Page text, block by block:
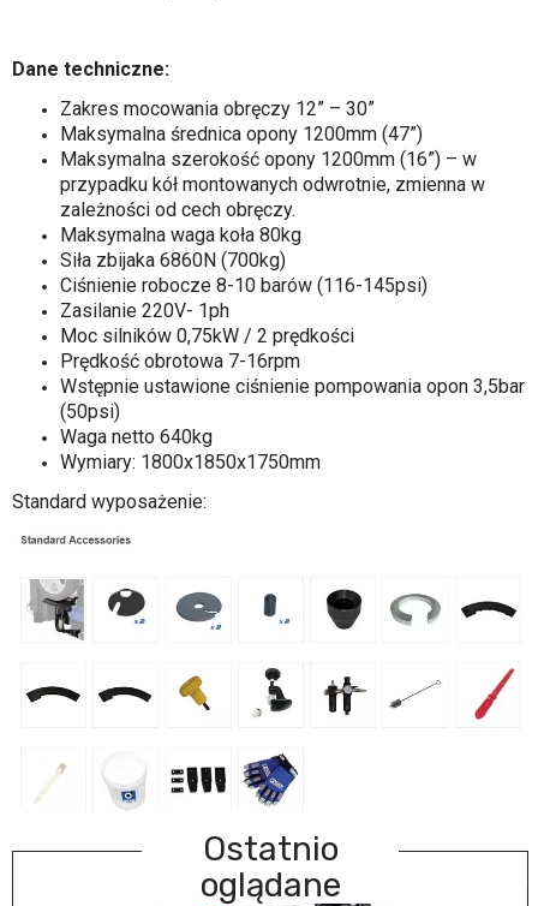
Dane techniczne:
Zakres mocowania obręczy 12” – 30”
Maksymalna średnica opony 1200mm (47”)
Maksymalna szerokość opony 1200mm (16”) – w
przypadku kół montowanych odwrotnie, zmienna w
zależności od cech obręczy.
Maksymalna waga koła 80kg
Siła zbijaka 6860N (700kg)
Ciśnienie robocze 8-10 barów (116-145psi)
Zasilanie 220V- 1ph
Moc silników 0,75kW / 2 prędkości
Prędkość obrotowa 7-16rpm
Wstępnie ustawione ciśnienie pompowania opon 3,5bar
(50psi)
Waga netto 640kg
Wymiary: 1800x1850x1750mm
Standard wyposażenie:
Ostatnio
oglądane